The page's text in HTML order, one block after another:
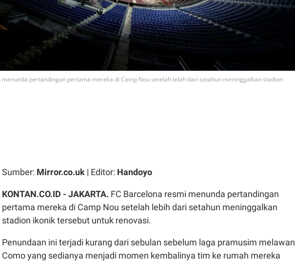
menunda pertandingan pertama mereka di Camp Nou setelah lebih dari setahun meninggalkan stadion
Sumber: Mirror.co.uk | Editor: Handoyo
KONTAN.CO.ID - JAKARTA. FC Barcelona resmi menunda pertandingan
pertama mereka di Camp Nou setelah lebih dari setahun meninggalkan
stadion ikonik tersebut untuk renovasi.
Penundaan ini terjadi kurang dari sebulan sebelum laga pramusim melawan
Como yang sedianya menjadi momen kembalinya tim ke rumah mereka